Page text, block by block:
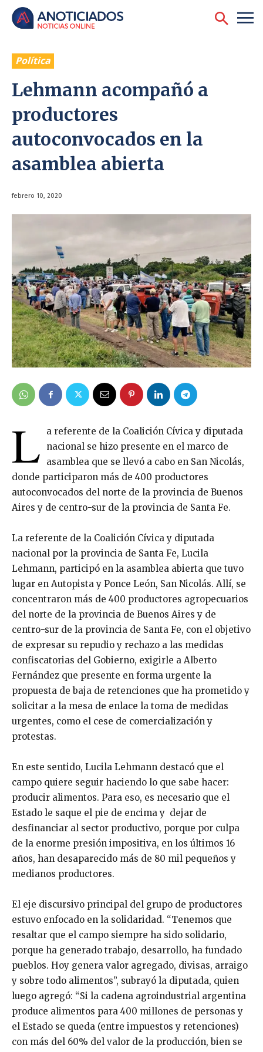
Política
Lehmann acompañó a
productores
autoconvocados en la
asamblea abierta
febrero 10, 2020
L
a referente de la Coalición Cívica y diputada
nacional se hizo presente en el marco de
asamblea que se llevó a cabo en San Nicolás,
donde participaron más de 400 productores
autoconvocados del norte de la provincia de Buenos
Aires y de centro-sur de la provincia de Santa Fe.
La referente de la Coalición Cívica y diputada
nacional por la provincia de Santa Fe, Lucila
Lehmann, participó en la asamblea abierta que tuvo
lugar en Autopista y Ponce León, San Nicolás. Allí, se
concentraron más de 400 productores agropecuarios
del norte de la provincia de Buenos Aires y de
centro-sur de la provincia de Santa Fe, con el objetivo
de expresar su repudio y rechazo a las medidas
confiscatorias del Gobierno, exigirle a Alberto
Fernández que presente en forma urgente la
propuesta de baja de retenciones que ha prometido y
solicitar a la mesa de enlace la toma de medidas
urgentes, como el cese de comercialización y
protestas.
En este sentido, Lucila Lehmann destacó que el
campo quiere seguir haciendo lo que sabe hacer:
producir alimentos. Para eso, es necesario que el
Estado le saque el pie de encima y dejar de
desfinanciar al sector productivo, porque por culpa
de la enorme presión impositiva, en los últimos 16
años, han desaparecido más de 80 mil pequeños y
medianos productores.
El eje discursivo principal del grupo de productores
estuvo enfocado en la solidaridad. “Tenemos que
resaltar que el campo siempre ha sido solidario,
porque ha generado trabajo, desarrollo, ha fundado
pueblos. Hoy genera valor agregado, divisas, arraigo
y sobre todo alimentos”, subrayó la diputada, quien
luego agregó: “Si la cadena agroindustrial argentina
produce alimentos para 400 millones de personas y
el Estado se queda (entre impuestos y retenciones)
con más del 60% del valor de la producción, bien se